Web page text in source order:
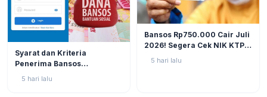
Syarat dan Kriteria
Penerima Bansos
5 hari lalu
Bansos Rp750.000 Cair Juli
2026! Segera Cek NIK KTP
5 hari lalu